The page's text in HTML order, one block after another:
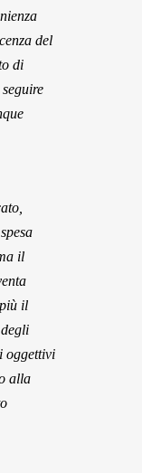
del
di
il
il
oggettivi
alla